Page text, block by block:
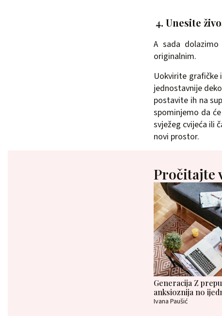
4. Unesite
A sada
originalnim.
Uokvirite grafičke
jednostavnije
postavite ih na
spominjemo da
svježeg cvijeća ili
novi prostor.
Pročitajte
Generacija Z
anksioznija no
Ivana Paušić